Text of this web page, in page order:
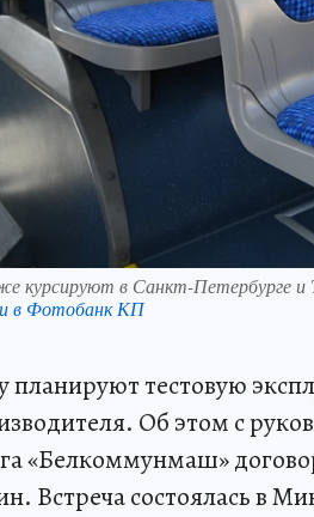
курсируют в Санкт-Петербурге и
в Фотобанк КП
планируют тестовую
Об этом с
«Белкоммунмаш»
Встреча состоялась в